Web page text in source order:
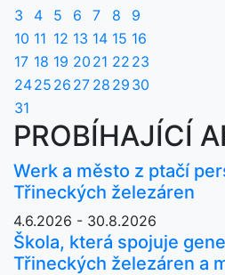
3
4 5 6 7 8
9
10 11 12 13 14 15 16
17 18 19 20 21 22 23
2425 26 27 28 29 30
31
PROBÍHAJÍCÍ
Werk a město z ptačí
Třineckých železáren
4.6.2026 - 30.8.2026
Škola, která spojuje
Třineckých železáren a